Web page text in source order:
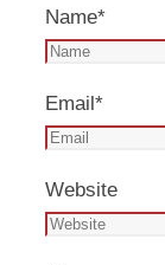
Name*
Email*
Website